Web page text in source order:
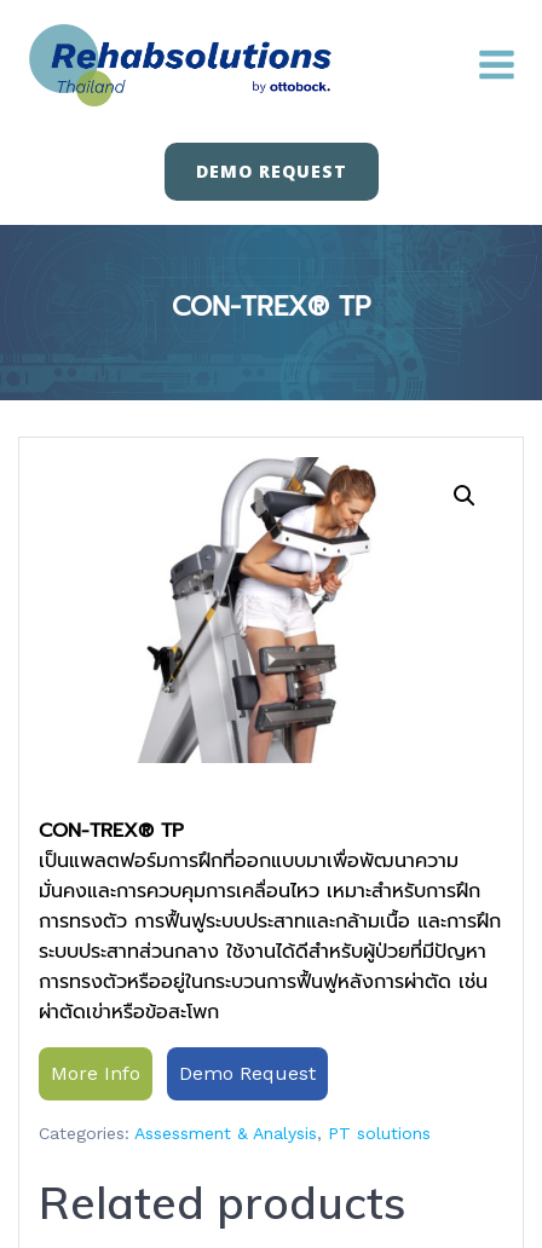
content
DEMO REQUEST
CON-TREX® TP
CON-TREX® TP
เป็นแพลตฟอร์มการฝึกที่ออกแบบมาเพื่อพัฒนาความ
มั่นคงและการควบคุมการเคลื่อนไหว เหมาะสำหรับการฝึก
การทรงตัว การฟื้นฟูระบบประสาทและกล้ามเนื้อ และการฝึก
ระบบประสาทส่วนกลาง ใช้งานได้ดีสำหรับผู้ป่วยที่มีปัญหา
การทรงตัวหรืออยู่ในกระบวนการฟื้นฟูหลังการผ่าตัด เช่น
ผ่าตัดเข่าหรือข้อสะโพก
More Info Demo Request
Categories: Assessment & Analysis, PT solutions
Related products